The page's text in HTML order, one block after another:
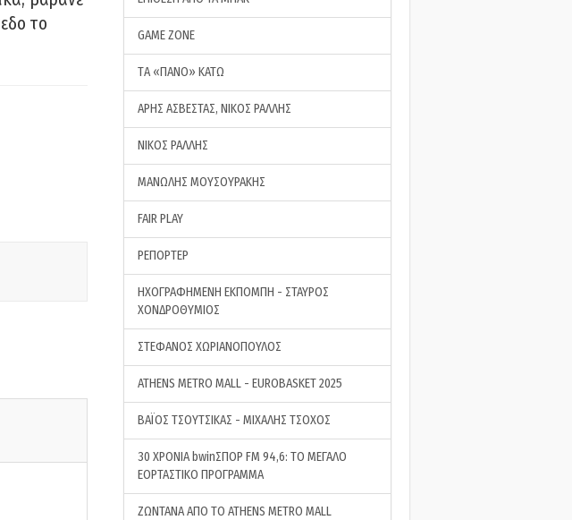
το
GAME ZONE
ΤA «ΠΑΝΟ» ΚΑΤΩ
ΑΡΗΣ ΑΣΒΕΣΤΑΣ, ΝΙΚΟΣ ΡΑΛΛΗΣ
ΝΙΚΟΣ ΡΑΛΛΗΣ
ΜΑΝΩΛΗΣ ΜΟΥΣΟΥΡΑΚΗΣ
FAIR PLAY
ΡΕΠΟΡΤΕΡ
ΗΧΟΓΡΑΦΗΜΕΝΗ ΕΚΠΟΜΠΗ - ΣΤΑΥΡΟΣ
ΧΟΝΔΡΟΘΥΜΙΟΣ
ΣΤΕΦΑΝΟΣ ΧΩΡΙΑΝΟΠΟΥΛΟΣ
ATHENS METRO MALL - EUROBASKET 2025
ΒΑΪΟΣ ΤΣΟΥΤΣΙΚΑΣ - ΜΙΧΑΛΗΣ ΤΣΟΧΟΣ
30 ΧΡΟΝΙΑ bwinΣΠΟΡ FM 94,6: ΤΟ ΜΕΓΑΛΟ
ΕΟΡΤΑΣΤΙΚΟ ΠΡΟΓΡΑΜΜΑ
ΖΩΝΤΑΝΑ ΑΠΟ ΤΟ ATHENS METRO MALL